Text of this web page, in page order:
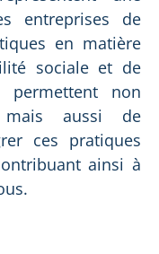
entreprises de
en matière
sociale et de
permettent non
mais aussi de
ces pratiques
ainsi à